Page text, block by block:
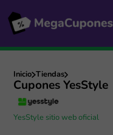
Inicio Tiendas
Cupones YesStyle
YesStyle sitio web oficial